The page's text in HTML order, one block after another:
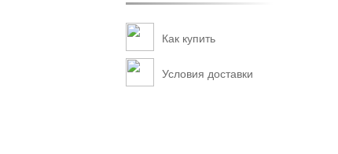
Как купить
Условия доставки